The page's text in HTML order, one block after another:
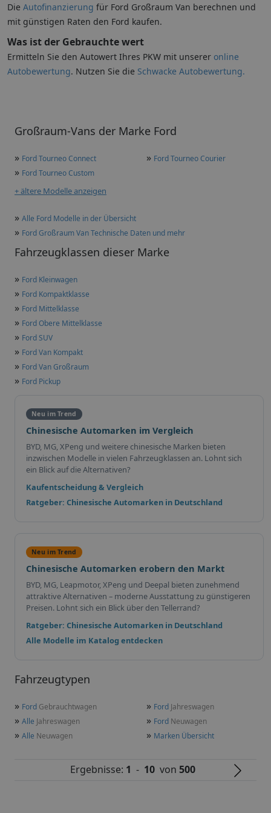
Großraum-Vans der Marke Ford
» Ford Tourneo Connect » Ford Tourneo Courier
» Ford Tourneo Custom
+ ältere Modelle anzeigen
» Alle Ford Modelle in der Übersicht
» Ford Großraum Van Technische Daten und mehr
Fahrzeugklassen dieser Marke
» Ford Kleinwagen
» Ford Kompaktklasse
» Ford Mittelklasse
» Ford Obere Mittelklasse
» Ford SUV
» Ford Van Kompakt
» Ford Van Großraum
» Ford Pickup
Neu im Trend
Chinesische Automarken im Vergleich
BYD, MG, XPeng und weitere chinesische Marken bieten
inzwischen Modelle in vielen Fahrzeugklassen an. Lohnt sich
ein Blick auf die Alternativen?
Kaufentscheidung & Vergleich
Ratgeber: Chinesische Automarken in Deutschland
Neu im Trend
Chinesische Automarken erobern den Markt
BYD, MG, Leapmotor, XPeng und Deepal bieten zunehmend
attraktive Alternativen – moderne Ausstattung zu günstigeren
Preisen. Lohnt sich ein Blick über den Tellerrand?
Ratgeber: Chinesische Automarken in Deutschland
Alle Modelle im Katalog entdecken
Fahrzeugtypen
» Ford Gebrauchtwagen » Ford Jahreswagen
» Alle Jahreswagen » Ford Neuwagen
» Alle Neuwagen » Marken Übersicht
Die Autofinanzierung für Ford Großraum Van berechnen und
mit günstigen Raten den Ford kaufen.
Was ist der Gebrauchte wert
Ermitteln Sie den Autowert Ihres PKW mit unserer online
Autobewertung. Nutzen Sie die Schwacke Autobewertung.
Ergebnisse: 1 - 10 von500